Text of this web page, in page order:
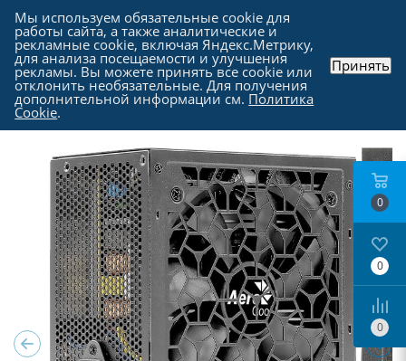
Каталог - Комплектующие для компьютера
Блоки питания для компьютеров
0
0
0
Мы используем обязательные cookie для
работы сайта, а также аналитические и
рекламные cookie, включая Яндекс.Метрику,
для анализа посещаемости и улучшения
рекламы. Вы можете принять все cookie или
отклонить необязательные. Для получения
дополнительной информации см. Политика
Cookie.
Принять